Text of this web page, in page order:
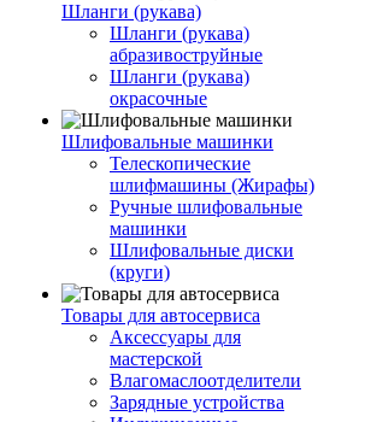
Шланги (рукава)
Шланги (рукава)
абразивоструйные
Шланги (рукава)
окрасочные
Шлифовальные машинки
Телескопические
шлифмашины (Жирафы)
Ручные шлифовальные
машинки
Шлифовальные диски
(круги)
Товары для автосервиса
Аксессуары для
мастерской
Влагомаслоотделители
Зарядные устройства